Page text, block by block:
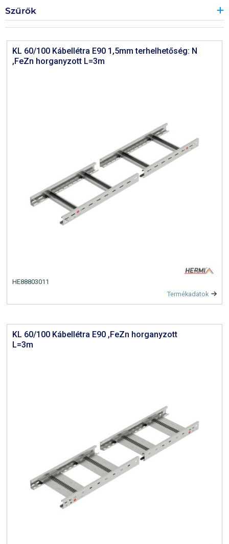
Szűrők
KL 60/100 Kábellétra E90 1,5mm terhelhetőség: N
,FeZn horganyzott L=3m
HE88803011
Termékadatok
KL 60/100 Kábellétra E90 ,FeZn horganyzott
L=3m